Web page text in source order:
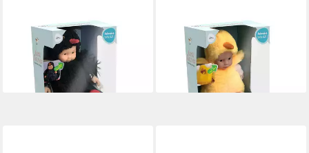
Babypuppe Amsel (Blackbird)
-23cm- (1-tlg)
39,90 €
lieferbar - in 4-5 Werktagen bei dir
Babypuppe Chick -23cm- (1-
39,90 €
lieferbar - in 4-5 Werktagen bei dir